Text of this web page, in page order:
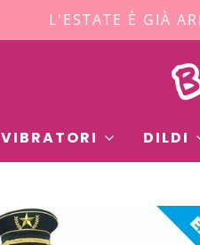
L'ESTATE È GIÀ
VIBRATORI DILDI